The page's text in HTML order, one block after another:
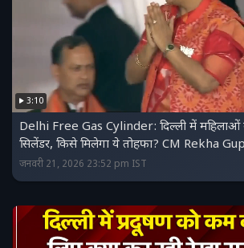
3:10
Delhi Free Gas Cylinder: दिल्ली में
सिलेंडर, किसे मिलेगा ये तोहफा? CM Rekha
जनवरी 21, 2026 23:52 pm IST